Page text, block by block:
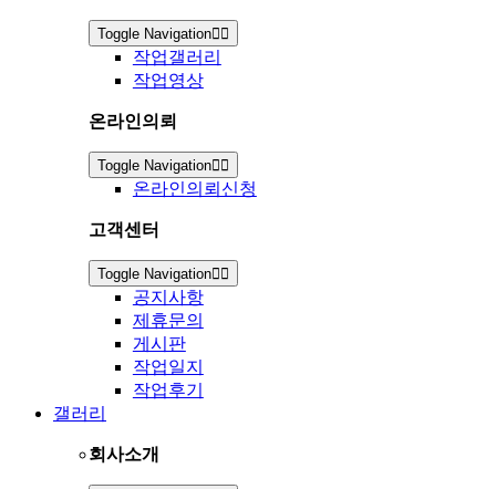
Toggle Navigation
작업갤러리
작업영상
온라인의뢰
Toggle Navigation
온라인의뢰신청
고객센터
Toggle Navigation
공지사항
제휴문의
게시판
작업일지
작업후기
갤러리
회사소개